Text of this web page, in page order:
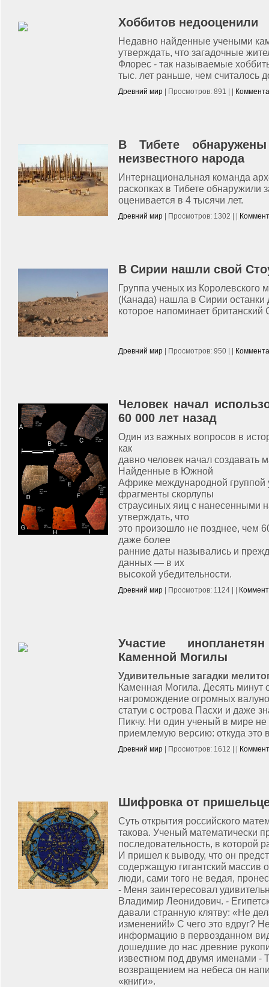
Хоббитов недооценили
Недавно найденные учеными
утверждать, что загадочные
Флорес - так называемые
тыс. лет раньше, чем считалось
Древний мир | Просмотров: 891 | |
В Тибете
неизвестного народа
Интернациональная команда
раскопках в Тибете обнаружили
оценивается в 4 тысячи лет.
Древний мир | Просмотров: 1302 | |
В Сирии нашли свой
Группа ученых из Королевского
(Канада) нашла в Сирии останки
которое напоминает британский
Древний мир | Просмотров: 950 | |
Человек начал
60 000 лет назад
Один из важных вопросов в
как
давно человек начал создавать
Найденные в Южной
Африке международной группой
фрагменты скорлупы
страусиных яиц с нанесенными
утверждать, что
это произошло не позднее, чем
даже более
ранние даты назывались и
данных — в их
высокой убедительности.
Древний мир | Просмотров: 1124 | |
Участие
Каменной Могилы
Удивительные загадки
Каменная Могила. Десять минут
нагромождение огромных
статуи с острова Пасхи и даже
Пикчу. Ни один ученый в мире
приемлемую версию: откуда это
Древний мир | Просмотров: 1612 | |
Шифровка от
Суть открытия российского
такова. Ученый математически
последовательность, в которой
И пришел к выводу, что он
содержащую гигантский
люди, сами того не ведая,
- Меня заинтересовал
Владимир Леонидович. -
давали странную клятву: «Не
изменений!» С чего это вдруг?
информацию в первозданном
дошедшие до нас древние
известном под двумя именами -
возвращением на небеса он
«книги».